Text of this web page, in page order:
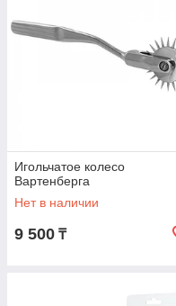
Игольчатое колесо
Вартенберга
Нет в наличии
9 500 ₸